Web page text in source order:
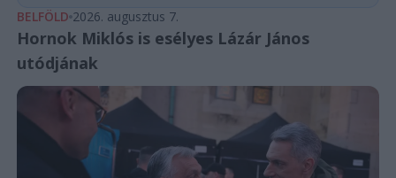
BELFÖLD 2026. augusztus 7.
Hornok Miklós is esélyes Lázár János
utódjának